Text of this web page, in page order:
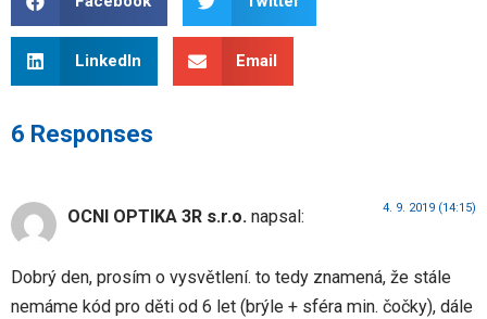
LinkedIn Email
6 Responses
OCNI OPTIKA 3R s.r.o. napsal: 4. 9. 2019 (14:15)
Dobrý den, prosím o vysvětlení. to tedy znamená, že stále
nemáme kód pro děti od 6 let (brýle + sféra min. čočky), dále